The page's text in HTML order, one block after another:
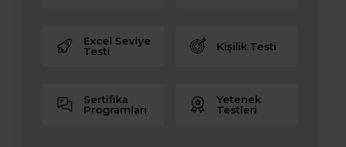
Excel Seviye
Testi Kişilik Testi
Sertifika
Programları
Yetenek
Testleri